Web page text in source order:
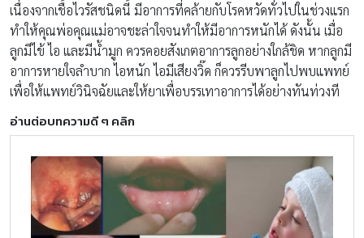
เนื่องจากเชื้อไวรัสชนิดนี้ มีอาการที่คล้ายกับโรคหวัดทั่วไปในช่วงแรก
ทำให้คุณพ่อคุณแม่อาจชะล่าใจจนทำให้มีอาการหนักได้ ดังนั้น เมื่อ
ลูกมีไข้ ไอ และมีน้ำมูก ควรคอยสังเกตอาการลูกอย่างใกล้ชิด หากลูกมี
อาการหายใจลำบาก ไอหนัก ไอมีเสียงวิ๊ด ก็ควรรีบพาลูกไปพบแพทย์
เพื่อให้แพทย์วินิจฉัยและให้ยาเพื่อบรรเทาอาการได้อย่างทันท่วงที
อ่านต่อบทความดี ๆ คลิก